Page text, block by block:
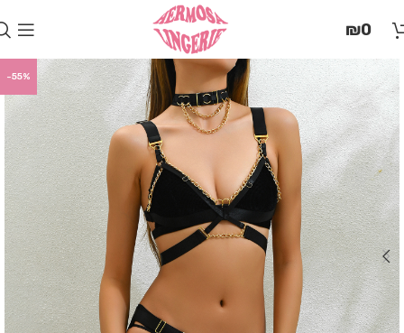
זֶה
מַעֲרֶכֶת
"המרכז
הישראלי
לְהַנְגָּשָׁת
אָתָרִים".
הַמְּסַיַּעַת
לִנְגִישׁוּת
הָאֲתָר.
לִפְתִיחַת
תַּפְרִיט
הֵנְּגִישׁוּת
לְחַץ
ALT+0
₪0
-55%